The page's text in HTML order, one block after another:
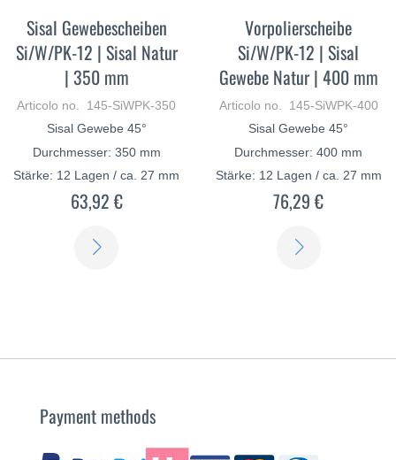
Sisal Gewebescheiben
Si/W/PK-12 | Sisal Natur
| 350 mm
Articolo no. 145-SiWPK-350
Sisal Gewebe 45°
Durchmesser: 350 mm
Stärke: 12 Lagen / ca. 27 mm
63,92 €
Vorpolierscheibe
Si/W/PK-12 | Sisal
Gewebe Natur | 400 mm
Articolo no. 145-SiWPK-400
Sisal Gewebe 45°
Durchmesser: 400 mm
Stärke: 12 Lagen / ca. 27 mm
76,29 €
Payment methods